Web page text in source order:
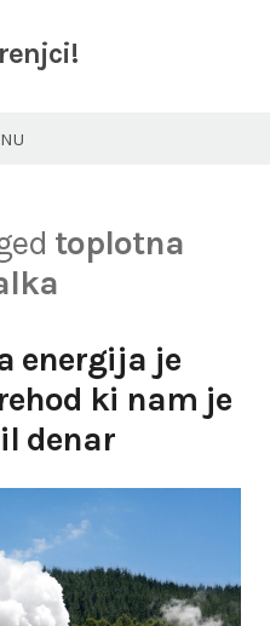
toplotna
energija je
ki nam je
denar